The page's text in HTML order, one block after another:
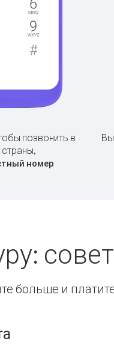
позвонить в
страны,
номер
больше и